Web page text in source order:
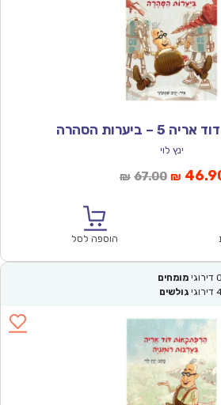
ביערות הסהרה
ינץ לוי
₪ 67.00המחיר
₪
הוספה לסל
0 דירוגי מומחים
דירוגי גולשים